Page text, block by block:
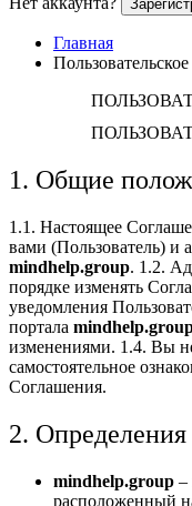
Главная
1. Общие
1.1. Настоящее
вами (Пользователь) и
mindhelp.group. 1.2.
порядке изменять
уведомления
портала
изменениями. 1.4. Вы
самостоятельное
Соглашения.
2.
mindhelp.group –
расположенный